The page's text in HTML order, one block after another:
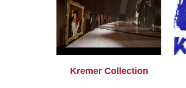
Kremer Collection